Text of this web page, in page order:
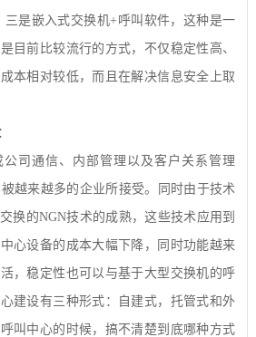
三是嵌入式交换机+呼叫软件，这种是一
目前比较流行的方式，不仅稳定性高、
本相对较低，而且在解决信息安全上取
公司通信、内部管理以及客户关系管理
越来越多的企业所接受。同时由于技术
换的NGN技术的成熟，这些技术应用到
心设备的成本大幅下降，同时功能越来
，稳定性也可以与基于大型交换机的呼
建设有三种形式：自建式，托管式和外
叫中心的时候，搞不清楚到底哪种方式